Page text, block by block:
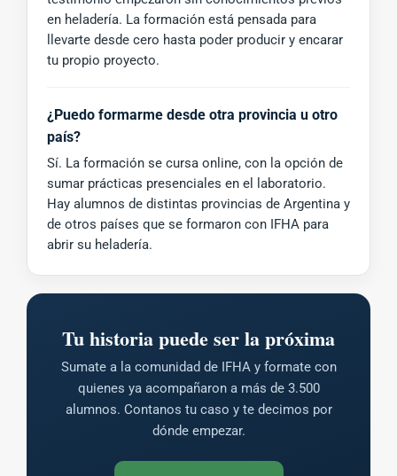
en heladería. La formación está pensada para
llevarte desde cero hasta poder producir y encarar
tu propio proyecto.
¿Puedo formarme desde otra provincia u otro
país?
Sí. La formación se cursa online, con la opción de
sumar prácticas presenciales en el laboratorio.
Hay alumnos de distintas provincias de Argentina y
de otros países que se formaron con IFHA para
abrir su heladería.
Tu historia puede ser la próxima
Sumate a la comunidad de IFHA y formate con
quienes ya acompañaron a más de 3.500
alumnos. Contanos tu caso y te decimos por
dónde empezar.